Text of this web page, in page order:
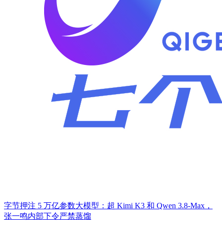
字节押注 5 万亿参数大模型：超 Kimi K3 和 Qwen 3.8-Max，
张一鸣内部下令严禁蒸馏